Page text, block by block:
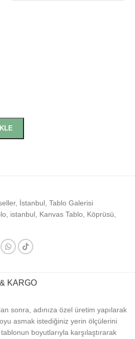
, İstanbul, Tablo Galerisi
, istanbul, Kanvas Tablo, Köprüsü,
KARGO
sonra, adınıza özel üretim yapılarak
asmak istediğiniz yerin ölçülerini
boyutlarıyla karşılaştırarak